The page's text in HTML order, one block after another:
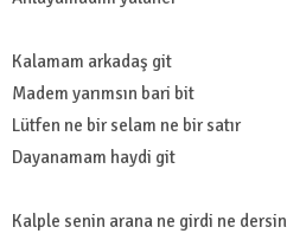
Kalamam arkadaş git
Madem yarımsın bari bit
Lütfen ne bir selam ne bir satır
Dayanamam haydi git
Kalple senin arana ne girdi ne dersin